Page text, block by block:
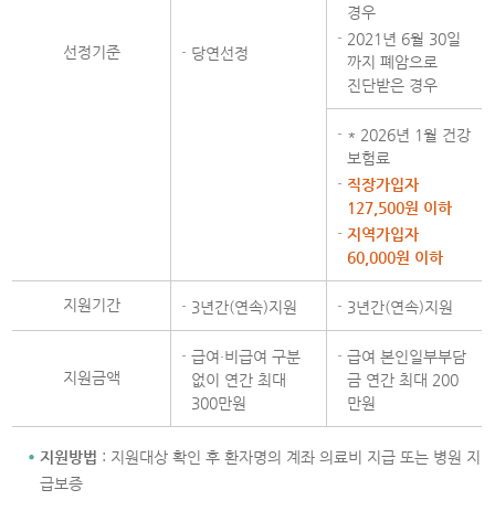
선정기준 당연선정
경우
2021년 6월 30일
까지 폐암으로
진단받은 경우
* 2026년 1월 건강
보험료
직장가입자
127,500원 이하
지역가입자
60,000원 이하
지원기간 3년간(연속)지원 3년간(연속)지원
지원금액
급여·비급여 구분
없이 연간 최대
300만원
급여 본인일부부담
금 연간 최대 200
만원
지원방법 : 지원대상 확인 후 환자명의 계좌 의료비 지급 또는 병원 지
급보증